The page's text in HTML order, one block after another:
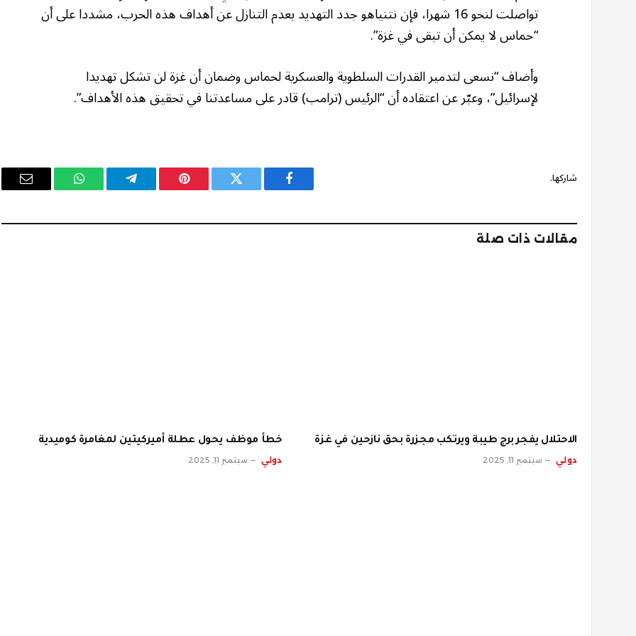
تواصلت لنحو 16 شهرا، فإن نتنياهو جدد التهديد بعدم التنازل عن أهداف هذه الحرب، مشددا على أن
“حماس لا يمكن أن تبقى في غزة”.
وأضاف “نسعى لتدمير القدرات السلطوية والعسكرية لحماس وضمان أن غزة لن تشكل تهديدا
لإسرائيل”، وعبّر عن اعتقاده أن “الرئيس (ترامب) قادر على مساعدتنا في تحقيق هذه الأهداف”.
شاركها.
فيسبوك تويتر بينتيريستتيلقرام واتساب
البريد
مقالات ذات صلة
الاحتلال يفجر برج طيبة ويرتكب مجزرة بحق نازحين في غزة
دولي سبتمبر 11, 2025
خطأ موظف يحول عطلة أميركيتين لمغامرة كوميدية
دولي سبتمبر 11, 2025